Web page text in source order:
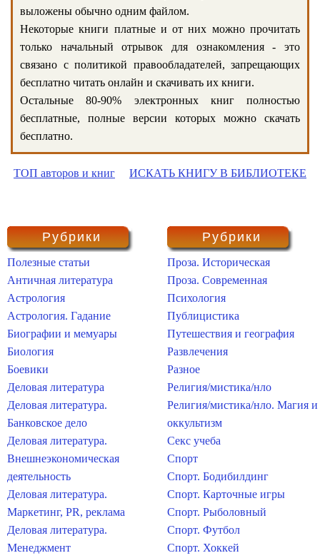
выложены обычно одним файлом.
Некоторые книги платные и от них можно прочитать
только начальный отрывок для ознакомления - это
связано с политикой правообладателей, запрещающих
бесплатно читать онлайн и скачивать их книги.
Остальные 80-90% электронных книг полностью
бесплатные, полные версии которых можно скачать
бесплатно.
ТОП авторов и книг ИСКАТЬ КНИГУ В БИБЛИОТЕКЕ
Рубрики
Полезные статьи
Античная литература
Астрология
Астрология. Гадание
Биографии и мемуары
Биология
Боевики
Деловая литература
Деловая литература.
Банковское дело
Деловая литература.
Внешнеэкономическая
деятельность
Деловая литература.
Маркетинг, PR, реклама
Деловая литература.
Менеджмент
Рубрики
Проза. Историческая
Проза. Современная
Психология
Публицистика
Путешествия и география
Развлечения
Разное
Религия/мистика/нло
Религия/мистика/нло. Магия и
оккультизм
Секс учеба
Спорт
Спорт. Бодибилдинг
Спорт. Карточные игры
Спорт. Рыболовный
Спорт. Футбол
Спорт. Хоккей